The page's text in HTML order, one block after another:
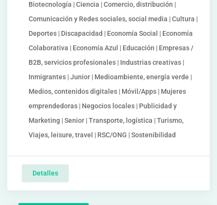
Biotecnología | Ciencia | Comercio, distribución |
Comunicación y Redes sociales, social media | Cultura |
Deportes | Discapacidad | Economía Social | Economía
Colaborativa | Economía Azul | Educación | Empresas /
B2B, servicios profesionales | Industrias creativas |
Inmigrantes | Junior | Medioambiente, energía verde |
Medios, contenidos digitales | Móvil/Apps | Mujeres
emprendedoras | Negocios locales | Publicidad y
Marketing | Senior | Transporte, logística | Turismo,
Viajes, leisure, travel | RSC/ONG | Sostenibilidad
Detalles